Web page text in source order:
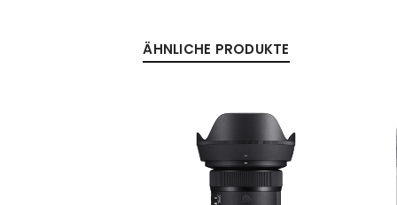
PASSWORT VERGESSEN?
ÄHNLICHE PRODUKTE